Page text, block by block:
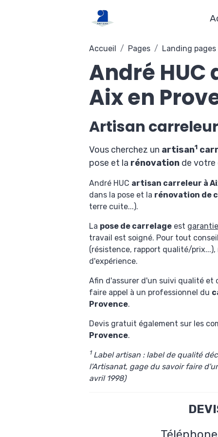
Accueil Pages Landing pages
André
Aix en
Artisan
Vous cherchez un artisan1
pose et la rénovation de votre
André HUC artisan carreleur à
dans la pose et la rénovation de
terre cuite...).
La pose de carrelage est
travail est soigné. Pour tout
(résistence, rapport qualité/
d'expérience.
Afin d'assurer d'un suivi qualité
faire appel à un professionnel du
Provence.
Devis gratuit également sur les
Provence.
1Label artisan : label de qualité
l'Artisanat, gage du savoir faire
avril 1998)